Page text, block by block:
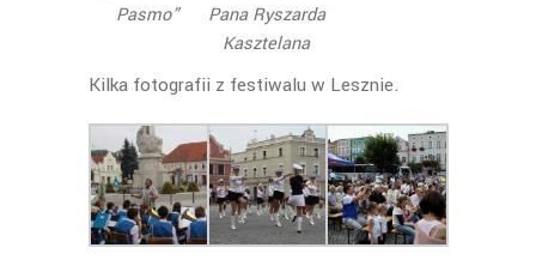
Pasmo”
Pana Ryszarda
Kasztelana
Kilka fotografii z festiwalu w Lesznie.